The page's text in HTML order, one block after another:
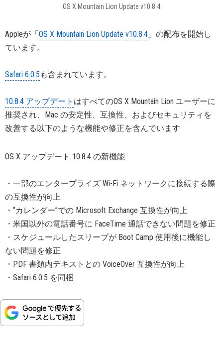
OS X Mountain Lion Update v10.8.4
Appleが「OS X Mountain Lion Update v10.8.4 」の配布を開始し
ています。
Safari 6.0.5 も含まれています。
10.8.4 アップデート はすべてのOS X Mountain Lion ユーザーに
推奨され、Mac の安定性、互換性、およびセキュリティを
改善する以下のような機能や修正を含んでいます
OS X アップデート 10.8.4 の新機能
・一部のエンタープライズ Wi-Fi ネットワークに接続する際
の互換性が向上
・“カレンダー”での Microsoft Exchange 互換性が向上
・米国以外の電話番号に FaceTime 通話できない問題を修正
・スケジュールしたスリープが Boot Camp 使用後に機能し
ない問題を修正
・PDF 書類内テキストとの VoiceOver 互換性が向上
・Safari 6.0.5 を同梱